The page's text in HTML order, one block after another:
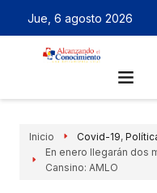
Jue, 6 agosto 2026
Inicio Covid-19,
En enero llegarán dos
Cansino: AMLO